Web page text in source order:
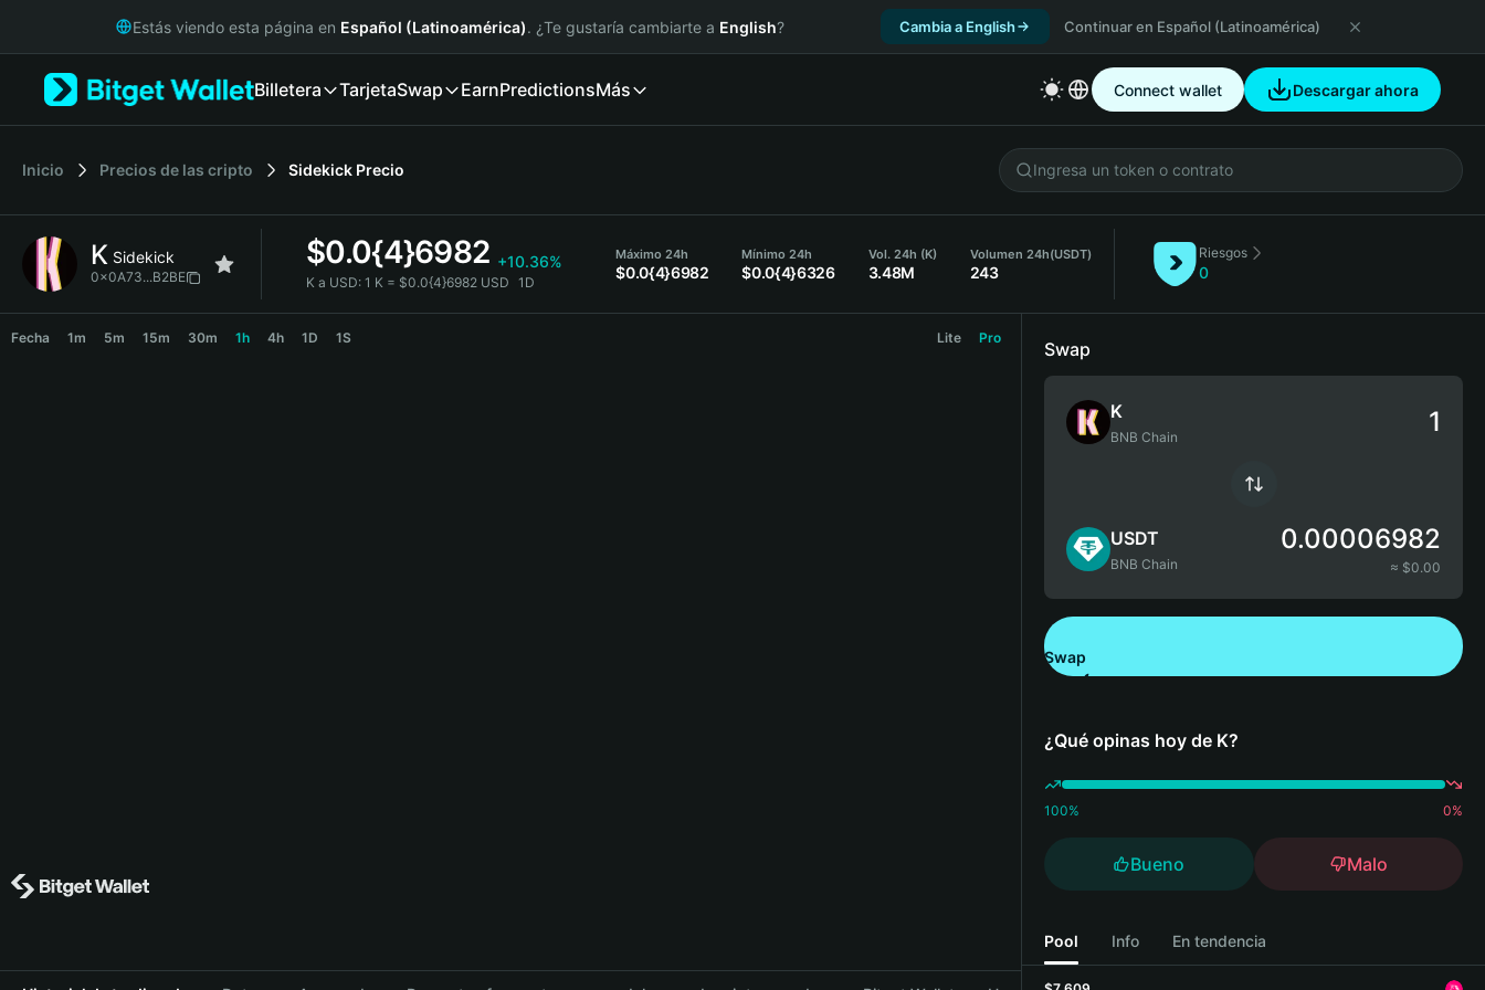
Русский
Italiano
简体中文
繁體中文
Bahasa Indonesia
Estás viendo esta página en Español (Latinoamérica). ¿Te gustaría cambiarte a English? Cambia a English Continuar en Español (Latinoamérica)
Billetera TarjetaSwap EarnPredictionsMás Connect wallet Descargar ahora
Inicio Precios de las cripto Sidekick Precio
K Sidekick
0x0A73...B2BE
$0.0{4}6982 +10.36%
K a USD: 1 K = $0.0{4}6982 USD 1D
Máximo 24h
$0.0{4}6982
Mínimo 24h
$0.0{4}6326
Vol. 24h (K)
3.48M
Volumen 24h(USDT)
243
Riesgos
0
Fecha 1m 5m 15m 30m 1h 4h 1D 1S Lite Pro
Swap
K
BNB Chain
USDT
BNB Chain
0.00006982
≈ $0.00
Swap
¿Qué opinas hoy de K?
100% 0%
Bueno Malo
Pool Info En tendencia